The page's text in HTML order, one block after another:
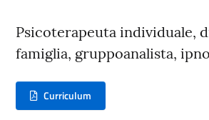
Psicoterapeuta individuale,
famiglia, gruppoanalista,
Curriculum
(nuova scheda - new tab)